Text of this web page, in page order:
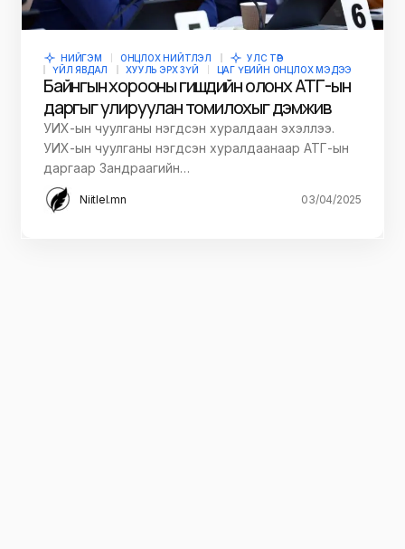
НИЙГЭМ ОНЦЛОХ НИЙТЛЭЛ
УЛС ТӨР
ҮЙЛ ЯВДАЛ
ХУУЛЬ ЭРХ ЗҮЙ ЦАГ ҮЕИЙН ОНЦЛОХ МЭДЭЭ
Байнгын хорооны гишүүдийн олонх АТГ-ын
даргыг улируулан томилохыг дэмжив
УИХ-ын чуулганы нэгдсэн хуралдаан эхэллээ.
УИХ-ын чуулганы нэгдсэн хуралдаанаар АТГ-ын
даргаар Зандраагийн…
Niitlel.mn 03/04/2025